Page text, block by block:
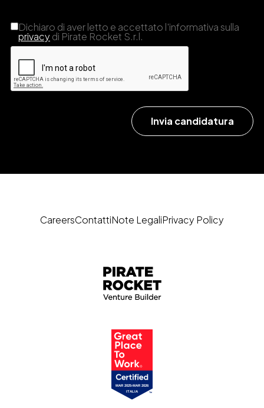
Dichiaro di aver letto e accettato l'informativa sulla
privacy di Pirate Rocket S.r.l.
Invia candidatura
CareersContattiNote LegaliPrivacy Policy